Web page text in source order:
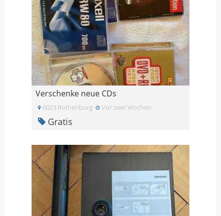
Verschenke neue CDs
6023 Rothenburg Vor zwei Wochen
Gratis